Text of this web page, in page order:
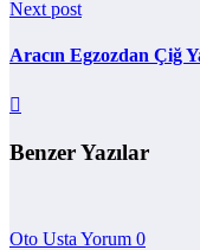
Next post
Aracın Egzozdan Çiğ
Benzer Yazılar
Oto Usta Yorum 0